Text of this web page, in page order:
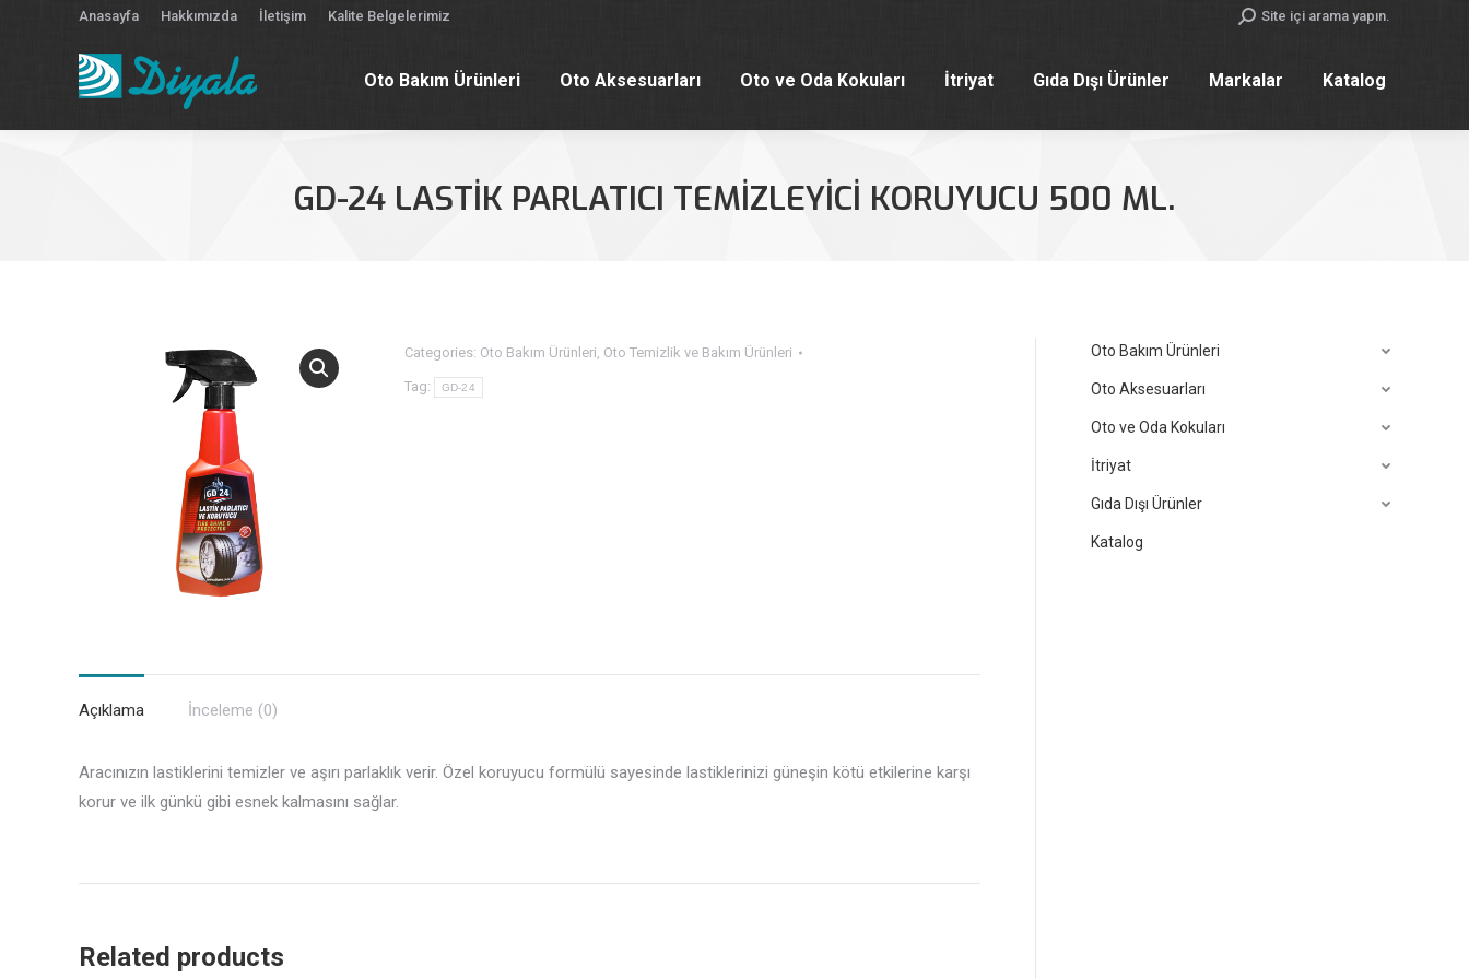
Anasayfa Hakkımızda İletişim Kalite Belgelerimiz Search:Site içi arama yapın.
Oto Bakım Ürünleri Oto Aksesuarları Oto ve Oda Kokuları İtriyat Gıda Dışı Ürünler Markalar Katalog
GD-24 LASTİK PARLATICI TEMİZLEYİCİ KORUYUCU 500 ML.
Categories: Oto Bakım Ürünleri, Oto Temizlik ve Bakım Ürünleri
Tag: GD-24
Açıklama İnceleme (0)
Aracınızın lastiklerini temizler ve aşırı parlaklık verir. Özel koruyucu formülü sayesinde lastiklerinizi güneşin kötü etkilerine karşı
korur ve ilk günkü gibi esnek kalmasını sağlar.
Related products
Oto Bakım Ürünleri
Oto Aksesuarları
Oto ve Oda Kokuları
İtriyat
Gıda Dışı Ürünler
Katalog